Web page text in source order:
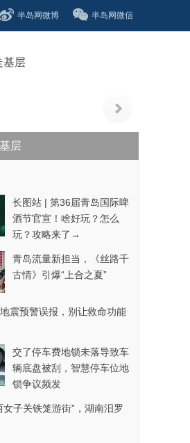
半岛网微博 半岛网微信
时——聚焦2026年中...
长图站 | 第36届青岛国际啤
酒节官宣！啥好玩？怎么
玩？攻略来了→
青岛流量新担当，《丝路千
古情》引爆“上合之夏”
震预警误报，别让救命功能
交了停车费地锁未落导致车
辆底盘被刮，智慧停车位地
锁争议频发
女子关铁笼游街”，湖南汨罗